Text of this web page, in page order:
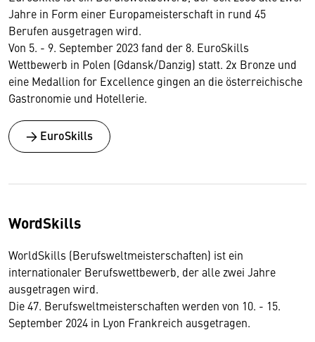
Jahre in Form einer Europameisterschaft in rund 45
Berufen ausgetragen wird.
Von 5. - 9. September 2023 fand der 8. EuroSkills
Wettbewerb in Polen (Gdansk/Danzig) statt. 2x Bronze und
eine Medallion for Excellence gingen an die österreichische
Gastronomie und Hotellerie.
→ EuroSkills
WordSkills
WorldSkills (Berufsweltmeisterschaften) ist ein
internationaler Berufswettbewerb, der alle zwei Jahre
ausgetragen wird.
Die 47. Berufsweltmeisterschaften werden von 10. - 15.
September 2024 in Lyon Frankreich ausgetragen.